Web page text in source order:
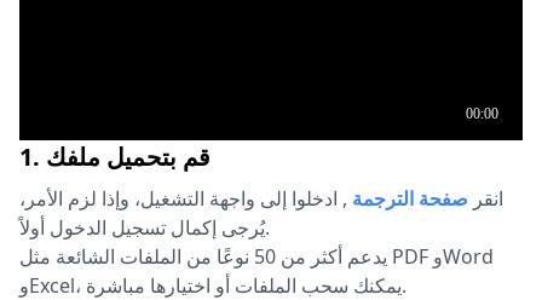
1. قم بتحميل ملفك
انقر صفحة الترجمة , ادخلوا إلى واجهة التشغيل، وإذا لزم الأمر،
يُرجى إكمال تسجيل الدخول أولاً.
يدعم أكثر من 50 نوعًا من الملفات الشائعة مثل PDF وWord
وExcel، يمكنك سحب الملفات أو اختيارها مباشرة.